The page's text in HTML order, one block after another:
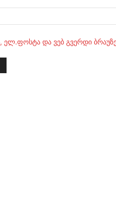
ელ.ფოსტა და ვებ გვერდი